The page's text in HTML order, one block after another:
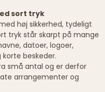
sort tryk
høj sikkerhed, tydeligt
tryk står skarpt på mange
datoer, logoer,
beskeder.
små antal og er derfor
arrangementer og